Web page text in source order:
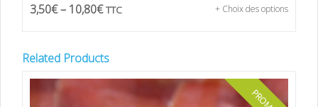
3,50€– 10,80€ TTC + Choix des options
Related Products